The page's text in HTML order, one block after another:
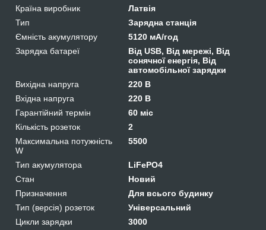
Країна виробник
Латвія
Тип
Зарядна станція
Ємність акумулятору
5120 мА/год
Зарядка батареї
Від USB, Від мережі, Від
сонячної енергія, Від
автомобільної зарядки
Вихідна напруга
220 В
Вхідна напруга
220 В
Гарантійний термін
60 міс
Кількість розеток
2
Максимальна потужність
W
5500
Тип акумулятора
LiFePO4
Стан
Новий
Призначення
Для всього будинку
Тип (версія) розеток
Універсальний
Цикли зарядки
3000